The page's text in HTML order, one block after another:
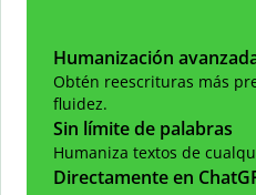
Humanización
Obtén reescrituras más
fluidez.
Sin límite de palabras
Humaniza textos de
Directamente en